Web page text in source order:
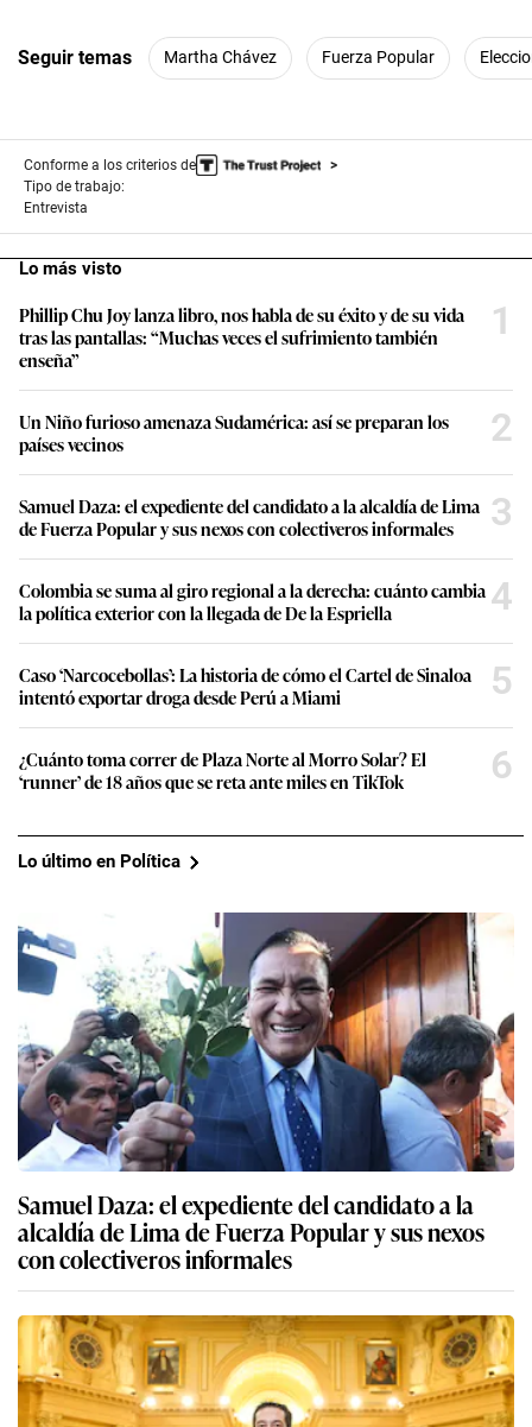
Seguir temas Martha Chávez Fuerza Popular
Conforme a los criterios de
Tipo de trabajo:
Entrevista
Lo más visto
Phillip Chu Joy lanza libro, nos habla de su éxito y de su vida
tras las pantallas: “Muchas veces el sufrimiento también
enseña”
1
Un Niño furioso amenaza Sudamérica: así se preparan los
países vecinos
2
Samuel Daza: el expediente del candidato a la alcaldía de Lima
de Fuerza Popular y sus nexos con colectiveros informales
3
Colombia se suma al giro regional a la derecha: cuánto cambia
la política exterior con la llegada de De la Espriella
4
Caso ‘Narcocebollas’: La historia de cómo el Cartel de Sinaloa
intentó exportar droga desde Perú a Miami
5
¿Cuánto toma correr de Plaza Norte al Morro Solar? El
‘runner’ de 18 años que se reta ante miles en TikTok
6
Lo último en Política
Samuel Daza: el expediente del candidato a la
alcaldía de Lima de Fuerza Popular y sus nexos
con colectiveros informales